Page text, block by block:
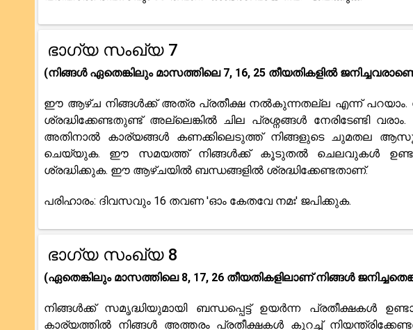
ഭാഗ്യ സംഖ്യ 7
(നിങ്ങൾ ഏതെങ്കിലും മാസത്തിലെ 7, 16, 25 തീയതികളിൽ
ഈ ആഴ്ച നിങ്ങൾക്ക് അത്ര പ്രതീക്ഷ നൽകുന്നതല്ല എന്ന് പറയാം.
ശ്രദ്ധിക്കേണ്ടതുണ്ട് അല്ലെങ്കിൽ ചില പ്രശ്നങ്ങൾ നേരിടേണ്ടി
അതിനാൽ കാര്യങ്ങൾ കണക്കിലെടുത്ത് നിങ്ങളുടെ ചുമതല
ചെയ്യുക. ഈ സമയത്ത് നിങ്ങൾക്ക് കൂടുതൽ ചെലവുകൾ
ശ്രദ്ധിക്കുക. ഈ ആഴ്ചയിൽ ബന്ധങ്ങളിൽ ശ്രദ്ധിക്കേണ്ടതാണ്.
പരിഹാരം: ദിവസവും 16 തവണ 'ഓം കേതവേ നമഃ' ജപിക്കുക.
ഭാഗ്യ സംഖ്യ 8
(ഏതെങ്കിലും മാസത്തിലെ 8, 17, 26 തീയതികളിലാണ് നിങ്ങൾ
നിങ്ങൾക്ക് സമൃദ്ധിയുമായി ബന്ധപ്പെട്ട് ഉയർന്ന പ്രതീക്ഷകൾ
കാര്യത്തിൽ നിങ്ങൾ അത്തരം പ്രതീക്ഷകൾ കുറച്ച്